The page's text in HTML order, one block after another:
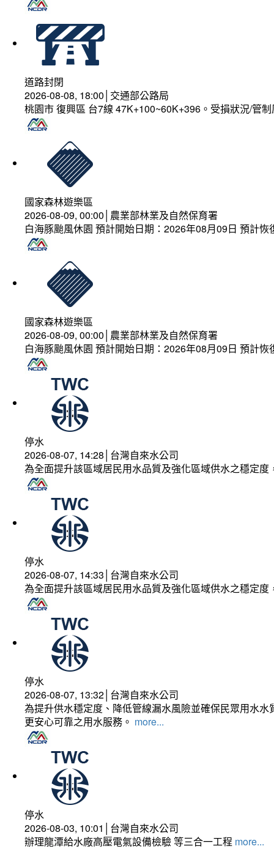
道路封閉
2026-08-08, 18:00│交通部公路局
桃園市 復興區 台7線 47K+100~60K+396。受損狀況/管
國家森林遊樂區
2026-08-09, 00:00│農業部林業及自然保育署
白海豚颱風休園 預計開始日期：2026年08月09日 預計
國家森林遊樂區
2026-08-09, 00:00│農業部林業及自然保育署
白海豚颱風休園 預計開始日期：2026年08月09日 預計
停水
2026-08-07, 14:28│台灣自來水公司
為全面提升該區域居民用水品質及強化區域供水之穩定
停水
2026-08-07, 14:33│台灣自來水公司
為全面提升該區域居民用水品質及強化區域供水之穩定
停水
2026-08-07, 13:32│台灣自來水公司
為提升供水穩定度、降低管線漏水風險並確保民眾用水
更安心可靠之用水服務。 more...
停水
2026-08-03, 10:01│台灣自來水公司
辦理龍潭給水廠高壓電氣設備檢驗 等三合一工程 more...